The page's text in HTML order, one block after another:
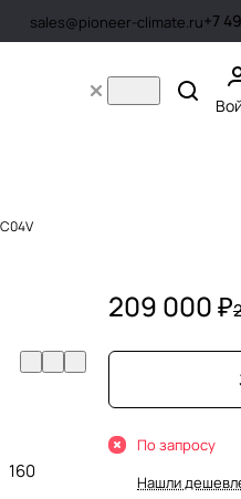
sales@pioneer-climate.ru+7
160
209 000 ₽
По запросу
Нашли